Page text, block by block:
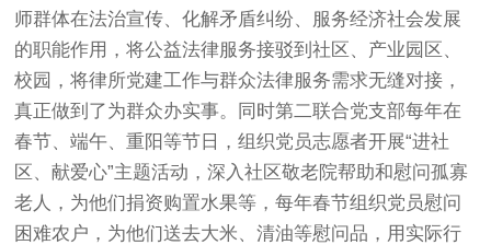
师群体在法治宣传、化解矛盾纠纷、服务经济社会发展
的职能作用，将公益法律服务接驳到社区、产业园区、
校园，将律所党建工作与群众法律服务需求无缝对接，
真正做到了为群众办实事。同时第二联合党支部每年在
春节、端午、重阳等节日，组织党员志愿者开展“进社
区、献爱心”主题活动，深入社区敬老院帮助和慰问孤寡
老人，为他们捐资购置水果等，每年春节组织党员慰问
困难农户，为他们送去大米、清油等慰问品，用实际行